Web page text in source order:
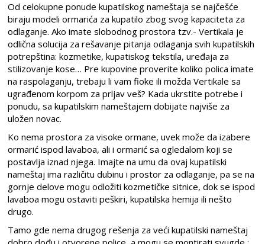
Od celokupne ponude kupatilskog nameštaja se najčešće
biraju modeli ormarića za kupatilo zbog svog kapaciteta za
odlaganje. Ako imate slobodnog prostora tzv.- Vertikala je
odlična solucija za rešavanje pitanja odlaganja svih kupatilskih
potrepština: kozmetike, kupatiskog tekstila, uređaja za
stilizovanje kose… Pre kupovine proverite koliko polica imate
na raspolaganju, trebaju li vam fioke ili možda Vertikale sa
ugrađenom korpom za prljav veš? Kada ukrstite potrebe i
ponudu, sa kupatilskim nameštajem dobijate najviše za
uložen novac.
Ko nema prostora za visoke ormane, uvek može da izabere
ormarić ispod lavaboa, ali i ormarić sa ogledalom koji se
postavlja iznad njega. Imajte na umu da ovaj kupatilski
nameštaj ima različitu dubinu i prostor za odlaganje, pa se na
gornje delove mogu odložiti kozmetičke sitnice, dok se ispod
lavaboa mogu ostaviti peškiri, kupatilska hemija ili nešto
drugo.
Tamo gde nema drugog rešenja za veći kupatilski nameštaj